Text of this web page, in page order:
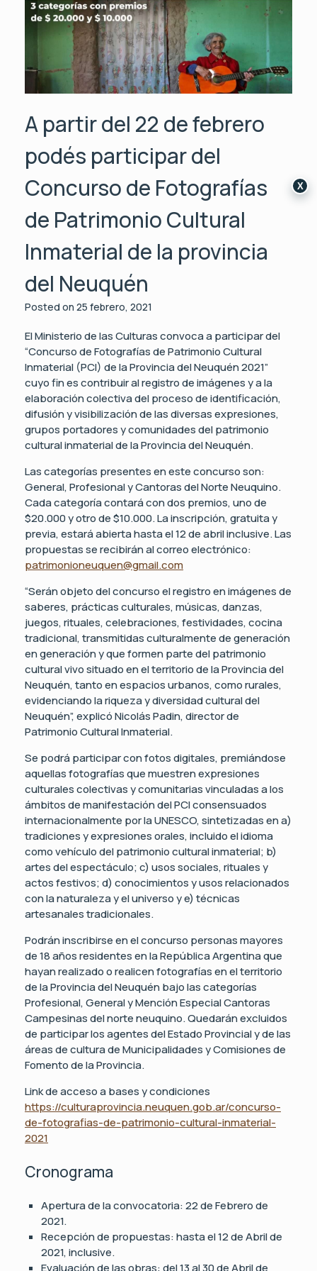
A partir del 22 de febrero
podés participar del
Concurso de Fotografías
de Patrimonio Cultural
Inmaterial de la provincia
del Neuquén
Posted on 25 febrero, 2021
El Ministerio de las Culturas convoca a participar del
“Concurso de Fotografías de Patrimonio Cultural
Inmaterial (PCI) de la Provincia del Neuquén 2021”
cuyo fin es contribuir al registro de imágenes y a la
elaboración colectiva del proceso de identificación,
difusión y visibilización de las diversas expresiones,
grupos portadores y comunidades del patrimonio
cultural inmaterial de la Provincia del Neuquén.
Las categorías presentes en este concurso son:
General, Profesional y Cantoras del Norte Neuquino.
Cada categoría contará con dos premios, uno de
$20.000 y otro de $10.000. La inscripción, gratuita y
previa, estará abierta hasta el 12 de abril inclusive. Las
propuestas se recibirán al correo electrónico:
patrimonioneuquen@gmail.com
“Serán objeto del concurso el registro en imágenes de
saberes, prácticas culturales, músicas, danzas,
juegos, rituales, celebraciones, festividades, cocina
tradicional, transmitidas culturalmente de generación
en generación y que formen parte del patrimonio
cultural vivo situado en el territorio de la Provincia del
Neuquén, tanto en espacios urbanos, como rurales,
evidenciando la riqueza y diversidad cultural del
Neuquén”, explicó Nicolás Padin, director de
Patrimonio Cultural Inmaterial.
Se podrá participar con fotos digitales, premiándose
aquellas fotografías que muestren expresiones
culturales colectivas y comunitarias vinculadas a los
ámbitos de manifestación del PCI consensuados
internacionalmente por la UNESCO, sintetizadas en a)
tradiciones y expresiones orales, incluido el idioma
como vehículo del patrimonio cultural inmaterial; b)
artes del espectáculo; c) usos sociales, rituales y
actos festivos; d) conocimientos y usos relacionados
con la naturaleza y el universo y e) técnicas
artesanales tradicionales.
Podrán inscribirse en el concurso personas mayores
de 18 años residentes en la República Argentina que
hayan realizado o realicen fotografías en el territorio
de la Provincia del Neuquén bajo las categorías
Profesional, General y Mención Especial Cantoras
Campesinas del norte neuquino. Quedarán excluidos
de participar los agentes del Estado Provincial y de las
áreas de cultura de Municipalidades y Comisiones de
Fomento de la Provincia.
Link de acceso a bases y condiciones
https://culturaprovincia.neuquen.gob.ar/concurso-
de-fotografias-de-patrimonio-cultural-inmaterial-
2021
Cronograma
Apertura de la convocatoria: 22 de Febrero de
2021.
Recepción de propuestas: hasta el 12 de Abril de
2021, inclusive.
Evaluación de las obras: del 13 al 30 de Abril de
X